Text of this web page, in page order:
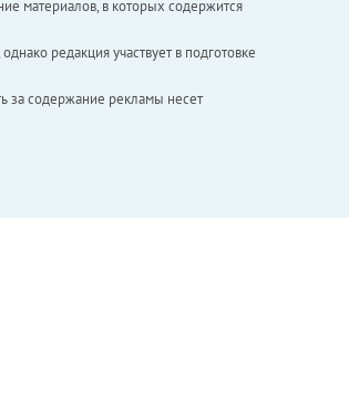
материалов, в которых содержится
редакция участвует в подготовке
за содержание рекламы несет